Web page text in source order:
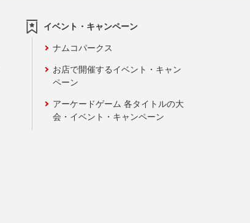
イベント・キャンペーン
ナムコパークス
お店で開催するイベント・キャン
ペーン
アーケードゲーム 各タイトルの大
会・イベント・キャンペーン